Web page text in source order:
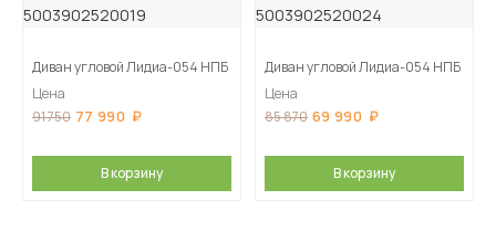
Диван угловой Лидиа-054 НПБ
Цена
91 750 77 990
В корзину
Диван угловой Лидиа-054 НПБ
Цена
85 870 69 990
В корзину